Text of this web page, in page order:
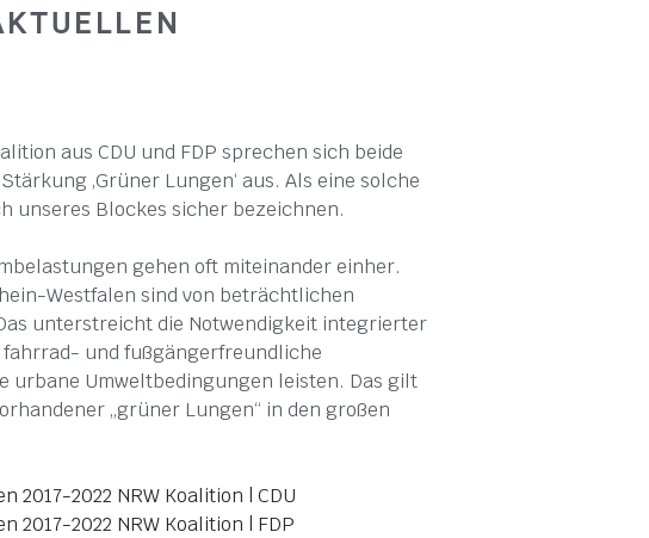
aus CDU und FDP sprechen sich beide
‚Grüner Lungen‘ aus. Als eine solche
unseres Blockes sicher bezeichnen.
gehen oft miteinander einher.
Westfalen sind von beträchtlichen
unterstreicht die Notwendigkeit integrierter
und fußgängerfreundliche
Umweltbedingungen leisten. Das gilt
„grüner Lungen“ in den großen
2022 NRW Koalition | CDU
2022 NRW Koalition | FDP